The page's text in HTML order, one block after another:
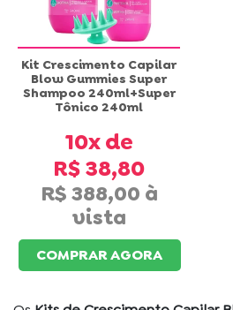
Kit Crescimento Capilar
Blow Gummies Super
Shampoo 240ml+Super
Tônico 240ml
R$ 388,00
10x
R$ 38,80
COMPRAR AGORA